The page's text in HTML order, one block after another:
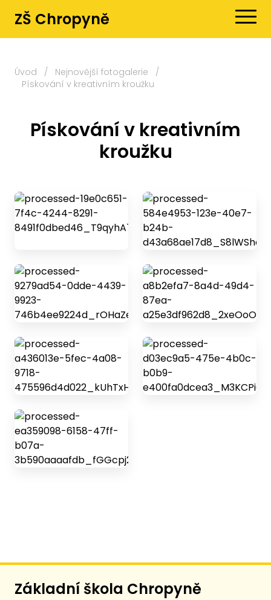
ZŠ Chropyně
Úvod / Nejnovější fotogalerie
/
Pískování v kreativním kroužku
Pískování v kreativním
kroužku
Základní škola Chropyně